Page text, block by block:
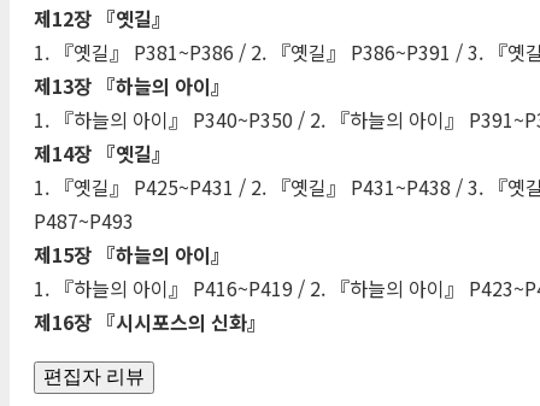
제12장 『옛길』
1. 『옛길』 P381~P386 / 2. 『옛길』 P386~P391 / 3. 『옛
제13장 『하늘의 아이』
1. 『하늘의 아이』 P340~P350 / 2. 『하늘의 아이』
제14장 『옛길』
1. 『옛길』 P425~P431 / 2. 『옛길』 P431~P438 / 3. 『
P487~P493
제15장 『하늘의 아이』
1. 『하늘의 아이』 P416~P419 / 2. 『하늘의 아이』
제16장 『시시포스의 신화』
편집자 리뷰